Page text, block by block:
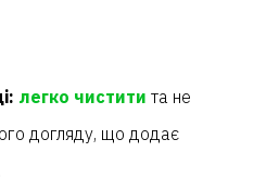
легко чистити та не
догляду, що додає